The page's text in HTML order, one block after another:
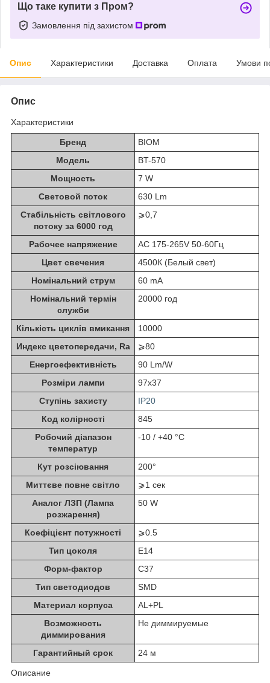
Що таке купити з Пром?
Замовлення під захистом
Опис Характеристики Доставка Оплата Умови
Опис
Характеристики
Бренд
BIOM
Модель
BT-570
Мощность
7 W
Световой поток
630 Lm
Стабільність світлового
потоку за 6000 год
⩾0,7
Рабочее напряжение
AC 175-265V 50-60Гц
Цвет свечения
4500К (Белый свет)
Номінальний струм
60 mA
Номінальний термін
служби
20000 год
Кількість циклів вмикання
10000
Индекс цветопередачи, Ra
⩾80
Енергоефективність
90 Lm/W
Розміри лампи
97x37
Ступінь захисту
IP20
Код колірності
845
Робочий діапазон
температур
-10 / +40 °C
Кут розсіювання
200°
Миттєве повне світло
⩾1 сек
Аналог ЛЗП (Лампа
розжарення)
50 W
Коефіцієнт потужності
⩾0.5
Тип цоколя
E14
Форм-фактор
C37
Тип светодиодов
SMD
Материал корпуса
AL+PL
Возможность
диммирования
Не диммируемые
Гарантийный срок 24 м
Описание